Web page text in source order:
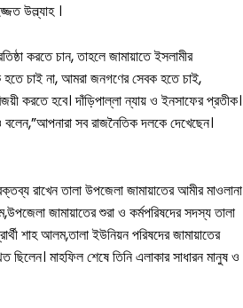
উল্ল্যাহ ।
করতে চান, তাহলে জামায়াতে ইসলামীর
হতে চাই না, আমরা জনগণের সেবক হতে চাই,
করতে হবে। দাঁড়িপাল্লা ন্যায় ও ইনসাফের প্রতীক।
সব রাজনৈতিক দলকে দেখেছেন।
রাখেন তালা উপজেলা জামায়াতের আমীর মাওলানা
জামায়াতের শুরা ও কর্মপরিষদের সদস্য তালা
শাহ আলম,তালা ইউনিয়ন পরিষদের জামায়াতের
ছিলেন। মাহফিল শেষে তিনি এলাকার সাধারন মানুষ ও